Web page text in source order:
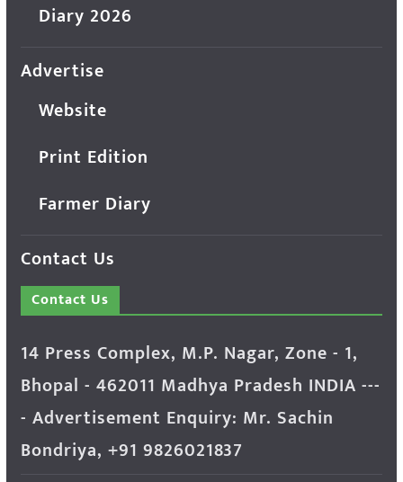
Diary 2026
Advertise
Website
Print Edition
Farmer Diary
Contact Us
Contact Us
14 Press Complex, M.P. Nagar, Zone - 1,
Bhopal - 462011 Madhya Pradesh INDIA ---
- Advertisement Enquiry: Mr. Sachin
Bondriya, +91 9826021837